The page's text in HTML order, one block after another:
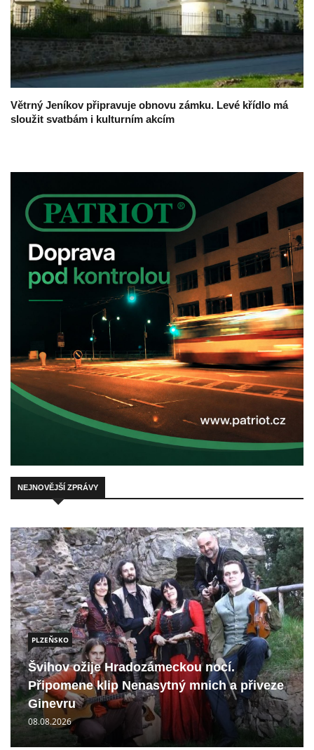
Větrný Jeníkov připravuje obnovu zámku. Levé křídlo má
sloužit svatbám i kulturním akcím
NEJNOVĚJŠÍ ZPRÁVY
PLZEŇSKO
Švihov ožije Hradozámeckou nocí.
Připomene klip Nenasytný mnich a přiveze
Ginevru
08.08.2026